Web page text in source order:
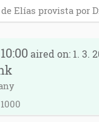
Elías provista por
aired on: 1. 3.